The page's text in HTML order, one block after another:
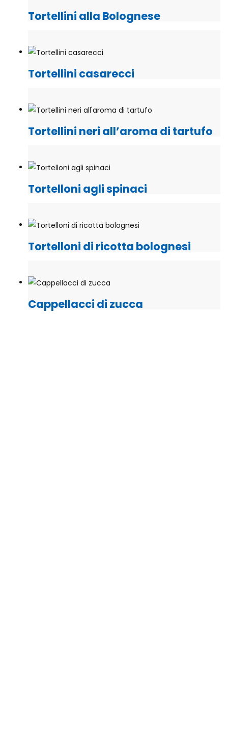
Tortellini alla Bolognese
Tortellini casarecci
Tortellini neri all’aroma di tartufo
Tortelloni agli spinaci
Tortelloni di ricotta bolognesi
Cappellacci di zucca